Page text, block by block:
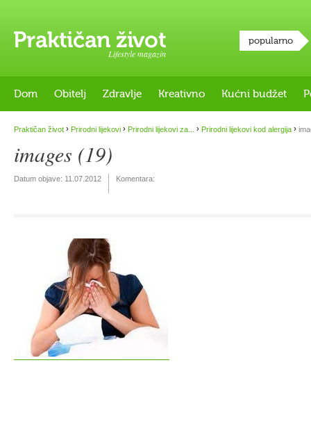
Lifestyle magazin
popularno
Dom Obitelj Zdravlje Kreativno Kućni budžet
Praktičan život › Prirodni lijekovi › Prirodni lijekovi za... › Prirodni lijekovi kod alergija ›
images (19)
Datum objave: 11.07.2012 Komentara: